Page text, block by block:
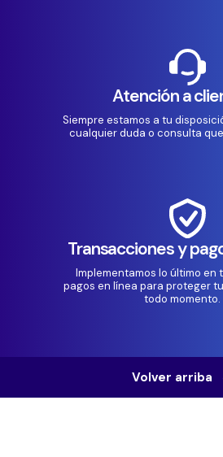
Atención a
Siempre estamos a tu
cualquier duda o consulta
Transacciones y
Implementamos lo último en
pagos en línea para proteger
todo momento.
Volver arriba